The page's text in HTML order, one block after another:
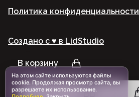
В корзину
Политика конфиденциальности
Создано с ♥️ в LidStudio
На этом сайте используются файлы
cookie. Продолжая просмотр сайта, вы
разрешаете их использование.